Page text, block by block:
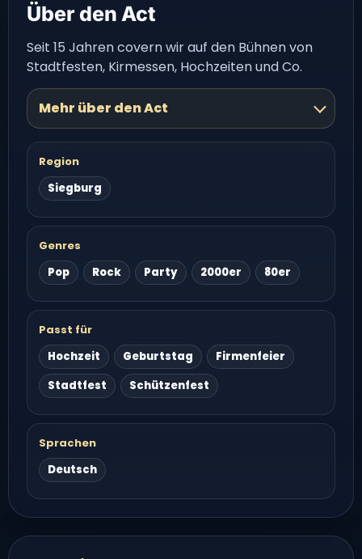
Über den Act
Seit 15 Jahren covern wir auf den Bühnen von
Stadtfesten, Kirmessen, Hochzeiten und Co.
Mehr über den Act
Region
Siegburg
Genres
Pop
Rock Party 2000er 80er
Passt für
Hochzeit
Geburtstag
Firmenfeier
Stadtfest
Schützenfest
Sprachen
Deutsch